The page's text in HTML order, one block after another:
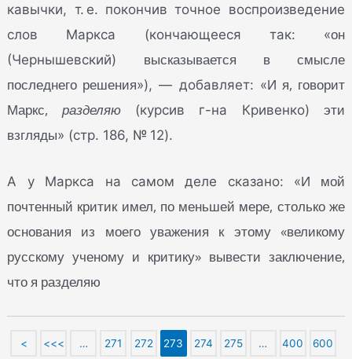
кавычки, т. е. покончив точное воспроизведение
слов Маркса (кончающееся так: «он
(Чернышевский) высказывается в смысле
последнего решения»), — добавляет: «И я, говорит
Маркс, разделяю(курсив г-на Кривенко) эти
взгляды» (стр. 186, № 12).
А у Маркса на самом деле сказано: «И мой
почтенный критик имел, по меньшей мере, столько же
основания из моего уважения к этому «великому
русскому ученому и критику» вывести заключение,
что я разделяю
< <<< … 271 272 273 274 275 … 400 600